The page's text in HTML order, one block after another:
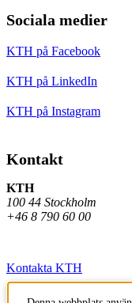
Sociala medier
KTH på Facebook
KTH på LinkedIn
KTH på Instagram
Kontakt
KTH
100 44 Stockholm
+46 8 790 60 00
Kontakta KTH
Jobba på KTH